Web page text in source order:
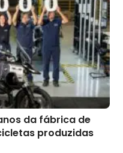
da fábrica de
produzidas